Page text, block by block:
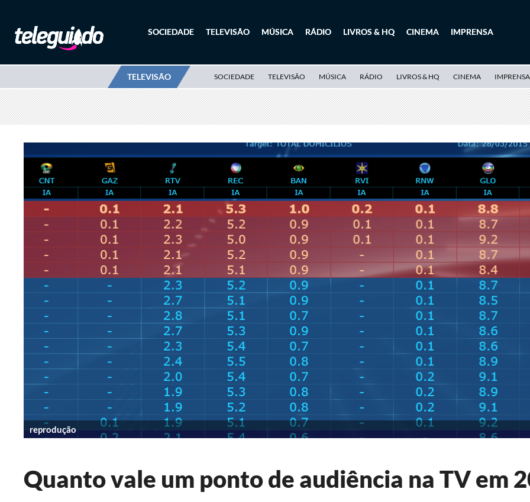
SOCIEDADE TELEVISÃO MÚSICA RÁDIO LIVROS & HQ CINEMA IMPRENSA
TELEVISÃO SOCIEDADE TELEVISÃO MÚSICA RÁDIO LIVROS & HQ CINEMA IMPRENSA
reprodução
Quanto vale um ponto de audiência na TV em